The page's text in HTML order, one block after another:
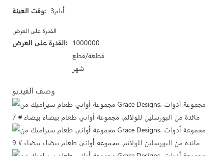
وقت العينة: أيام3
القدرة على العرض
القدرة على العرض: 1000000
قطعة/قطع
شهر
وصف الفيديو